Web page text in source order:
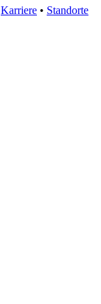
Karriere • Standorte